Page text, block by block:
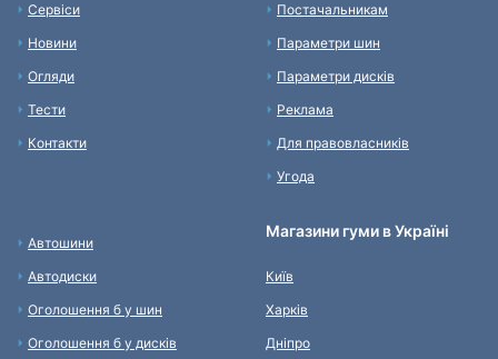
Сервіси
Новини
Огляди
Тести
Контакти
Постачальникам
Параметри шин
Параметри дисків
Реклама
Для правовласників
Угода
Автошини
Автодиски
Оголошення б у шин
Оголошення б у дисків
Магазини гуми в Україні
Київ
Харків
Дніпро